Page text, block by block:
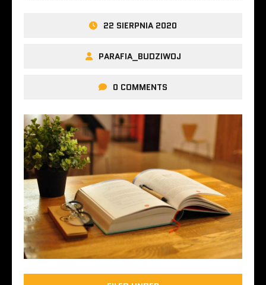
22 SIERPNIA 2020
PARAFIA_BUDZIWOJ
0 COMMENTS